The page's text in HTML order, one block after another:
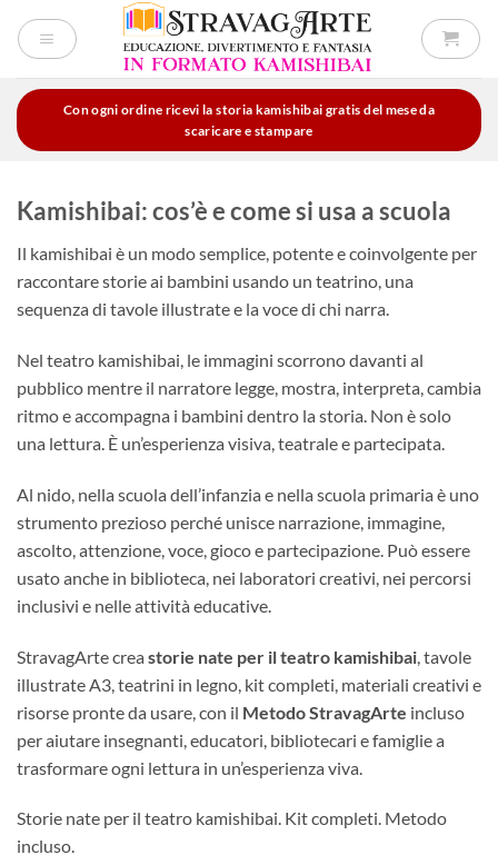
Con ogni ordine ricevi la storia kamishibai gratis del mese da
scaricare e stampare
Kamishibai: cos’è e come si usa a scuola
Il kamishibai è un modo semplice, potente e coinvolgente per
raccontare storie ai bambini usando un teatrino, una
sequenza di tavole illustrate e la voce di chi narra.
Nel teatro kamishibai, le immagini scorrono davanti al
pubblico mentre il narratore legge, mostra, interpreta, cambia
ritmo e accompagna i bambini dentro la storia. Non è solo
una lettura. È un’esperienza visiva, teatrale e partecipata.
Al nido, nella scuola dell’infanzia e nella scuola primaria è uno
strumento prezioso perché unisce narrazione, immagine,
ascolto, attenzione, voce, gioco e partecipazione. Può essere
usato anche in biblioteca, nei laboratori creativi, nei percorsi
inclusivi e nelle attività educative.
StravagArte crea storie nate per il teatro kamishibai , tavole
illustrate A3, teatrini in legno, kit completi, materiali creativi e
risorse pronte da usare, con il Metodo StravagArte incluso
per aiutare insegnanti, educatori, bibliotecari e famiglie a
trasformare ogni lettura in un’esperienza viva.
Storie nate per il teatro kamishibai. Kit completi. Metodo
incluso.